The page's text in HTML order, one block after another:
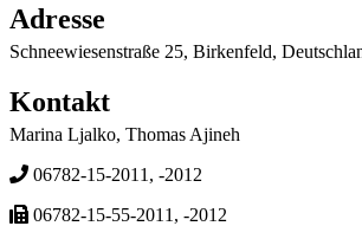
Adresse
Schneewiesenstraße 25, Birkenfeld,
Kontakt
Marina Ljalko, Thomas Ajineh
06782-15-2011, -2012
06782-15-55-2011, -2012